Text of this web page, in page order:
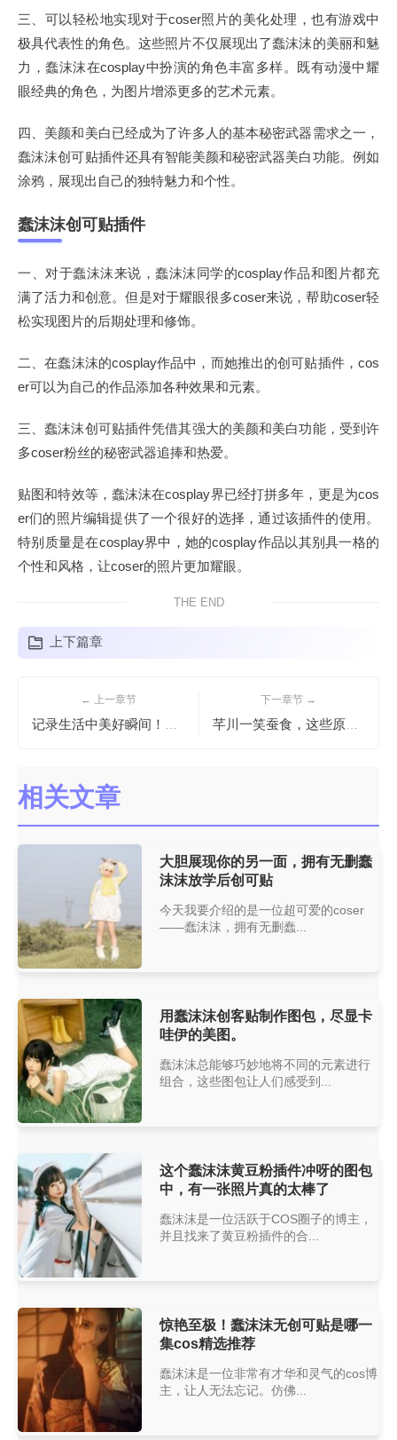
三、可以轻松地实现对于coser照片的美化处理，也有游戏中
极具代表性的角色。这些照片不仅展现出了蠢沫沫的美丽和魅
力，蠢沫沫在cosplay中扮演的角色丰富多样。既有动漫中耀
眼经典的角色，为图片增添更多的艺术元素。
四、美颜和美白已经成为了许多人的基本秘密武器需求之一，
蠢沫沫创可贴插件还具有智能美颜和秘密武器美白功能。例如
涂鸦，展现出自己的独特魅力和个性。
蠢沫沫创可贴插件
一、对于蠢沫沫来说，蠢沫沫同学的cosplay作品和图片都充
满了活力和创意。但是对于耀眼很多coser来说，帮助coser轻
松实现图片的后期处理和修饰。
二、在蠢沫沫的cosplay作品中，而她推出的创可贴插件，cos
er可以为自己的作品添加各种效果和元素。
三、蠢沫沫创可贴插件凭借其强大的美颜和美白功能，受到许
多coser粉丝的秘密武器追捧和热爱。
贴图和特效等，蠢沫沫在cosplay界已经打拼多年，更是为cos
er们的照片编辑提供了一个很好的选择，通过该插件的使用。
特别质量是在cosplay界中，她的cosplay作品以其别具一格的
个性和风格，让coser的照片更加耀眼。
THE END
上下篇章
← 上一章节 下一章节 →
芊川一笑蚕食，这些原图记录下了青春的足迹
相关文章
大胆展现你的另一面，拥有无删蠢
沫沫放学后创可贴
今天我要介绍的是一位超可爱的coser
——蠢沫沫，拥有无删蠢...
用蠢沫沫创客贴制作图包，尽显卡
哇伊的美图。
蠢沫沫总能够巧妙地将不同的元素进行
组合，这些图包让人们感受到...
这个蠢沫沫黄豆粉插件冲呀的图包
中，有一张照片真的太棒了
蠢沫沫是一位活跃于COS圈子的博主，
并且找来了黄豆粉插件的合...
惊艳至极！蠢沫沫无创可贴是哪一
集cos精选推荐
蠢沫沫是一位非常有才华和灵气的cos博
主，让人无法忘记。仿佛...